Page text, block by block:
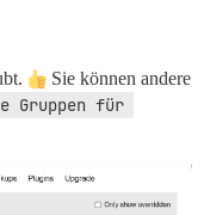
Sie können andere
Gruppen für